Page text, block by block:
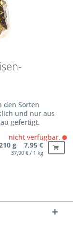
den Sorten
und nur aus
gefertigt.
nicht verfügbar.
g 7,95 €
37,90 € / 1 kg